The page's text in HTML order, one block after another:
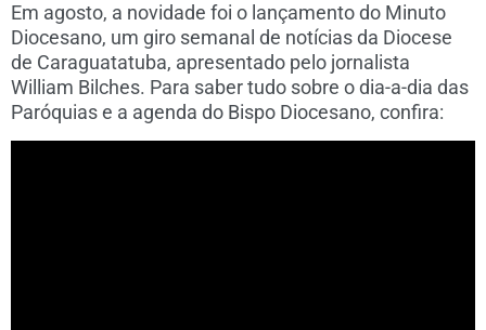
Em agosto, a novidade foi o lançamento do Minuto
Diocesano, um giro semanal de notícias da Diocese
de Caraguatatuba, apresentado pelo jornalista
William Bilches. Para saber tudo sobre o dia-a-dia das
Paróquias e a agenda do Bispo Diocesano, confira: